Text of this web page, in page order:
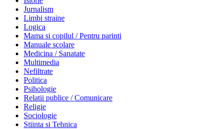
Jurnalism
Limbi straine
Logica
Mama si copilul / Pentru parinti
Manuale scolare
Medicina / Sanatate
Multimedia
Nefiltrate
Politica
Psihologie
Relatii publice / Comunicare
Religie
Sociologie
Stiinta si Tehnica